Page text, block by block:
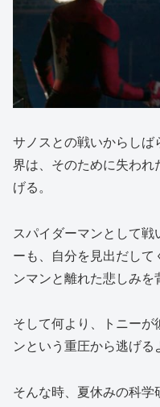
サノスとの戦いからしば
界は、そのために失われ
げる。
スパイダーマンとして
ーも、自分を見出だして
ンマンと離れた悲しみを
そして何より、トニーが
ンという重圧から逃げる
そんな時、夏休みの科学